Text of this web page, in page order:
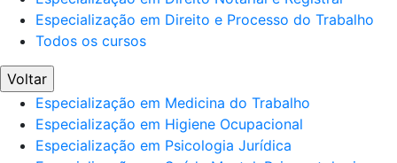
Especialização em Direito e Processo do Trabalho
Todos os cursos
Voltar
Especialização em Medicina do Trabalho
Especialização em Higiene Ocupacional
Especialização em Psicologia Jurídica